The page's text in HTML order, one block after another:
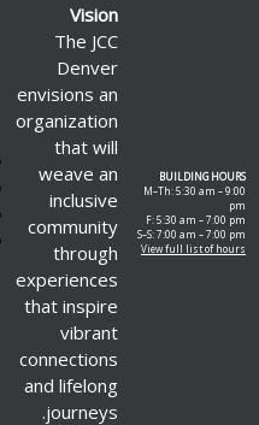
BUILDING HOURS
M–Th: 5:30 am – 9:00
pm
F: 5:30 am – 7:00 pm
S–S: 7:00 am – 7:00 pm
View full list of hours
Vision
The JCC
Denver
envisions an
organization
that will
weave an
inclusive
community
through
experiences
that inspire
vibrant
connections
and lifelong
journeys.